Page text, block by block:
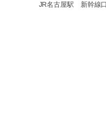
JR名古屋駅 新幹線口